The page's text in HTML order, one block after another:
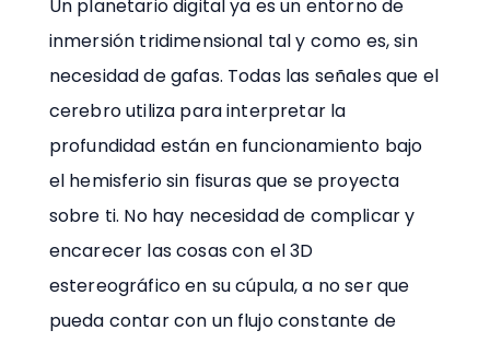
Un planetario digital ya es un entorno de
inmersión tridimensional tal y como es, sin
necesidad de gafas. Todas las señales que el
cerebro utiliza para interpretar la
profundidad están en funcionamiento bajo
el hemisferio sin fisuras que se proyecta
sobre ti. No hay necesidad de complicar y
encarecer las cosas con el 3D
estereográfico en su cúpula, a no ser que
pueda contar con un flujo constante de